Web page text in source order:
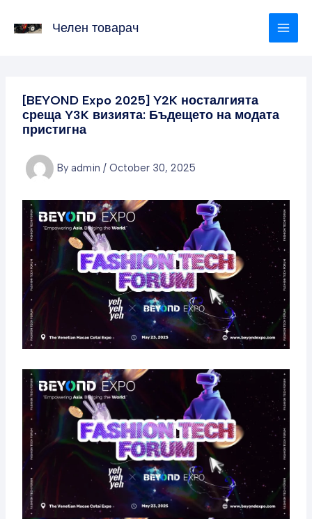
Челен товарач
[BEYOND Expo 2025] Y2K носталгията
среща Y3K визията: Бъдещето на модата
пристигна
By admin / October 30, 2025